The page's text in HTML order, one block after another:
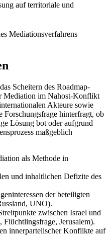
auf territoriale und
Mediationsverfahrens
Scheitern des Roadmap-
Mediation im Nahost-Konflikt
Akteure sowie
Forschungsfrage hinterfragt, ob
Lösung bot oder aufgrund
maßgeblich
als Methode in
und inhaltlichen Defizite des
der beteiligten
UNO).
zwischen Israel und
Flüchtlingsfrage, Jerusalem).
innerparteiischer Konflikte auf